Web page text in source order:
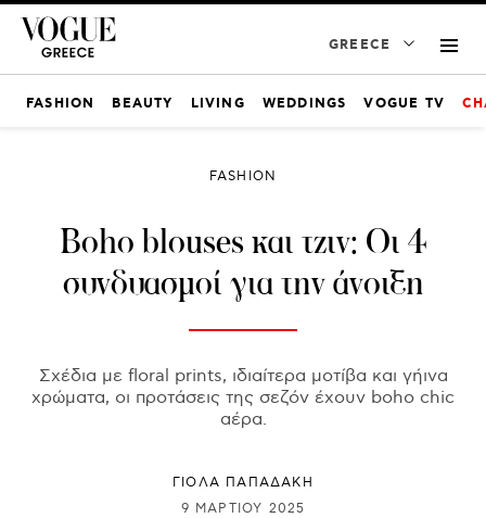
GREECE
FASHION BEAUTY LIVING WEDDINGS VOGUE TV
FASHION
Boho blouses και τζιν: Οι 4
συνδυασμοί για την άνοιξη
Σχέδια με floral prints, ιδιαίτερα μοτίβα και γήινα
χρώματα, οι προτάσεις της σεζόν έχουν boho chic
αέρα.
ΓΙΌΛΑ ΠΑΠΑΔΆΚΗ
9 ΜΑΡΤΊΟΥ 2025